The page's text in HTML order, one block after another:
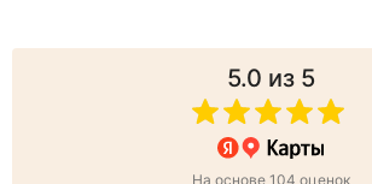
5.0 из 5
На основе 104 оценок